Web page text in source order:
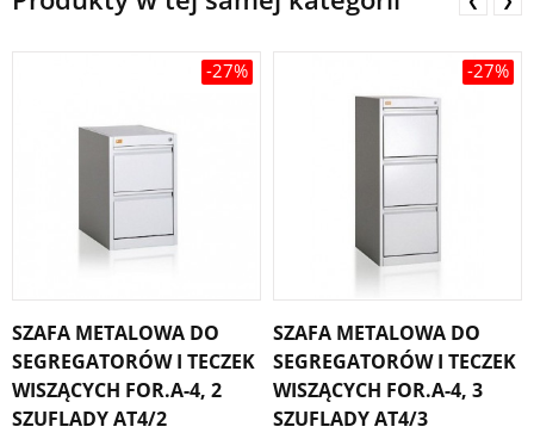
-27%
SZAFA METALOWA DO
SEGREGATORÓW I TECZEK
WISZĄCYCH FOR.A-4, 2
SZUFLADY AT4/2
-27%
SZAFA METALOWA DO
SEGREGATORÓW I TECZEK
WISZĄCYCH FOR.A-4, 3
SZUFLADY AT4/3